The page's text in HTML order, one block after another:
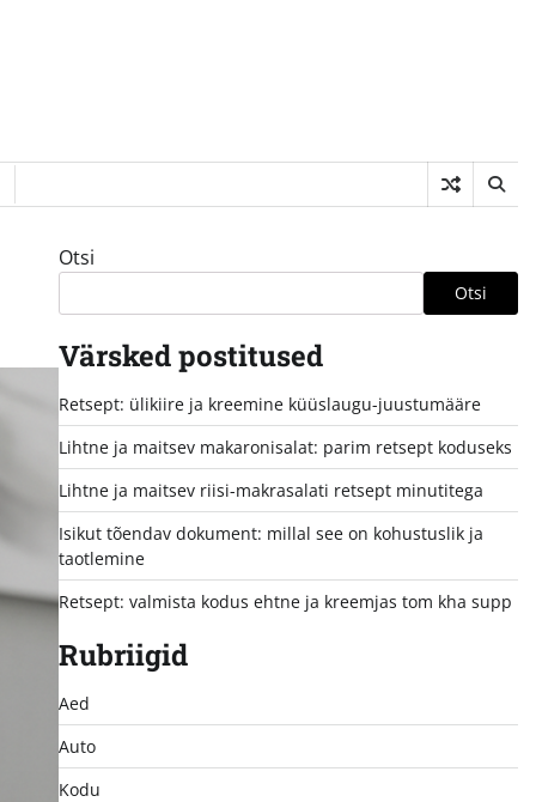
Otsi
Otsi
Värsked postitused
Retsept: ülikiire ja kreemine küüslaugu-juustumääre
Lihtne ja maitsev makaronisalat: parim retsept koduseks
Lihtne ja maitsev riisi-makrasalati retsept minutitega
Isikut tõendav dokument: millal see on kohustuslik ja
taotlemine
Retsept: valmista kodus ehtne ja kreemjas tom kha supp
Rubriigid
Aed
Auto
Kodu